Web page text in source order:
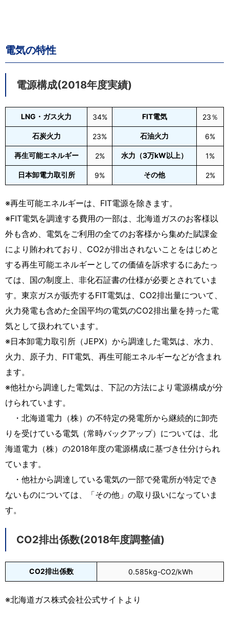
電気の特性
電源構成(2018年度実績)
LNG・ガス火力 34% FIT電気 23％
石炭火力 23% 石油火力 6%
再生可能エネルギー 2% 水力（3万kW以上） 1%
日本卸電力取引所 9% その他 2%
※再生可能エネルギーは、FIT電源を除きます。
※FIT電気を調達する費用の一部は、北海道ガスのお客様以
外も含め、電気をご利用の全てのお客様から集めた賦課金
により賄われており、CO2が排出されないことをはじめと
する再生可能エネルギーとしての価値を訴求するにあたっ
ては、国の制度上、非化石証書の仕様が必要とされていま
す。東京ガスが販売するFIT電気は、CO2排出量について、
火力発電も含めた全国平均の電気のCO2排出量を持った電
気として扱われています。
※日本卸電力取引所（JEPX）から調達した電気は、水力、
火力、原子力、FIT電気、再生可能エネルギーなどが含まれ
ます。
※他社から調達した電気は、下記の方法により電源構成が分
けられています。
・北海道電力（株）の不特定の発電所から継続的に卸売
りを受けている電気（常時バックアップ）については、北
海道電力（株）の2018年度の電源構成に基づき仕分けられ
ています。
・他社から調達している電気の一部で発電所が特定でき
ないものについては、「その他」の取り扱いになっていま
す。
CO2排出係数(2018年度調整値)
CO2排出係数 0.585kg-CO2/kWh
※北海道ガス株式会社公式サイトより